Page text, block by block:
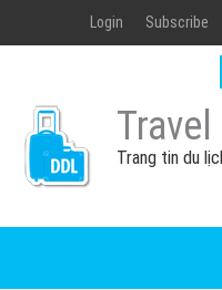
Login Subscribe
Travel
Trang tin du